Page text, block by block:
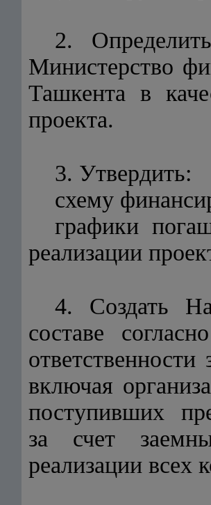
2.
Министерство
Ташкента в
проекта.
3. Утвердить:
схему
графики
реализации
4. Создать
составе
включая
поступивших
за счет
реализации всех